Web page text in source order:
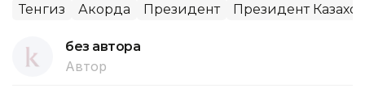
Тенгиз Акорда Президент Президент
без автора
Автор